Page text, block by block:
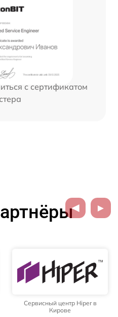
с сертификатом
Сервисный центр Hiper в
Кирове